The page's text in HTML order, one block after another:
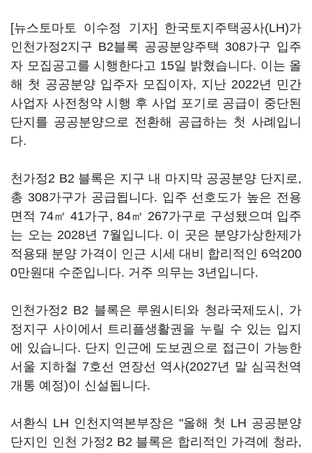
[뉴스토마토 이수정 기자] 한국토지주택공사(LH)가
인천가정2지구 B2블록 공공분양주택 308가구 입주
자 모집공고를 시행한다고 15일 밝혔습니다. 이는 올
해 첫 공공분양 입주자 모집이자, 지난 2022년 민간
사업자 사전청약 시행 후 사업 포기로 공급이 중단된
단지를 공공분양으로 전환해 공급하는 첫 사례입니
다.
천가정2 B2 블록은 지구 내 마지막 공공분양 단지로,
총 308가구가 공급됩니다. 입주 선호도가 높은 전용
면적 74㎡ 41가구, 84㎡ 267가구로 구성됐으며 입주
는 오는 2028년 7월입니다. 이 곳은 분양가상한제가
적용돼 분양 가격이 인근 시세 대비 합리적인 6억200
0만원대 수준입니다. 거주 의무는 3년입니다.
인천가정2 B2 블록은 루원시티와 청라국제도시, 가
정지구 사이에서 트리플생활권을 누릴 수 있는 입지
에 있습니다. 단지 인근에 도보권으로 접근이 가능한
서울 지하철 7호선 연장선 역사(2027년 말 심곡천역
개통 예정)이 신설됩니다.
서환식 LH 인천지역본부장은 "올해 첫 LH 공공분양
단지인 인천 가정2 B2 블록은 합리적인 가격에 청라,